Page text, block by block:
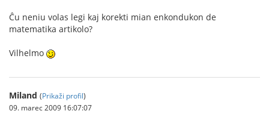
Ĉu neniu volas legi kaj korekti mian enkondukon de
matematika artikolo?
Vilhelmo
Miland (Prikaži profil)
09. marec 2009 16:07:07